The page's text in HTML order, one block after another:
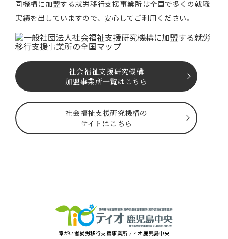
同機構に加盟する就労移⾏⽀援事業所は全国で多くの就職
実績を出していますので、安⼼してご利⽤ください。
社会福祉⽀援研究機構
加盟事業所一覧はこちら
社会福祉⽀援研究機構の
サイトはこちら
障がい者就労移⾏⽀援事業所ティオ⿅児島中央